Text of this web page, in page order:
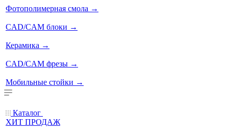
Фотополимерная смола →
CAD/CAM блоки →
Керамика →
CAD/CAM фрезы →
Мобильные стойки →
Каталог
ХИТ ПРОДАЖ